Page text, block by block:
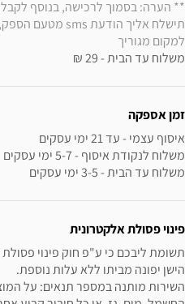
למקום מגוריך
משלוח עד הבית - 29 ₪
זמן אספקה
משלוח עד הבית - 3-5 ימי עסקים
פינוי פסולת אלקטרונית